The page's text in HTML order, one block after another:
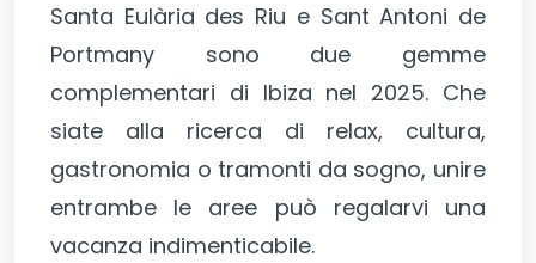
Santa Eulària des Riu e Sant Antoni de
Portmany sono due gemme
complementari di Ibiza nel 2025. Che
siate alla ricerca di relax, cultura,
gastronomia o tramonti da sogno, unire
entrambe le aree può regalarvi una
vacanza indimenticabile.